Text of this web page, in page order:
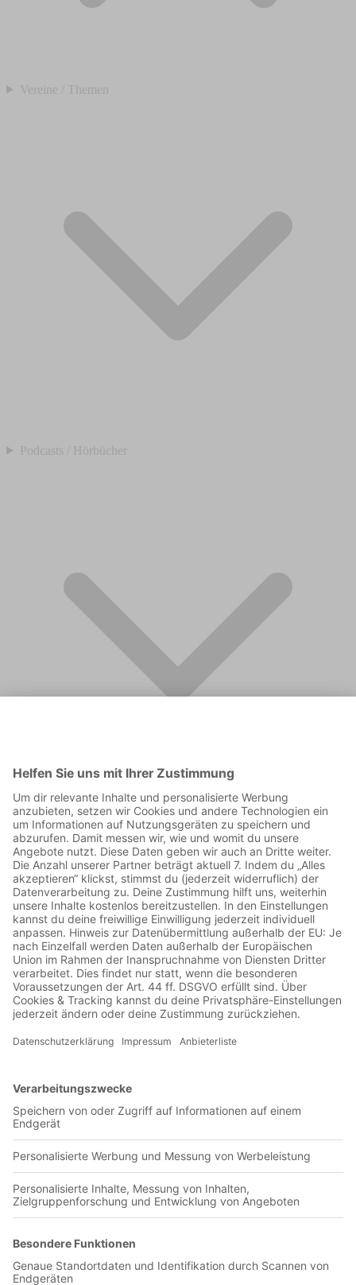
Vereine / Themen
Podcasts / Hörbücher
FAQ
Supporter werden
Unsere App ist in den offiziellen Stores verfügbar!
Jetzt herunterladen